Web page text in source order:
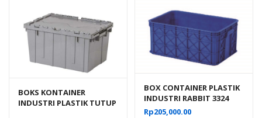
BOKS KONTAINER
INDUSTRI PLASTIK TUTUP
BOX CONTAINER PLASTIK
INDUSTRI RABBIT 3324
VOLUME 60 LITER UKURAN
Rp205,000.00